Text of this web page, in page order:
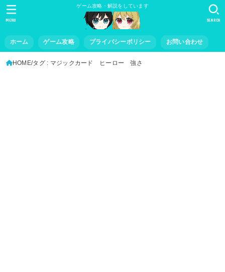
ゲーム攻略・解説をしています
ホーム ゲーム攻略 プライバシーポリシー お問い合わせ
SEARCH
MENU
HOME タグ : マジックカード ヒーロー 強さ